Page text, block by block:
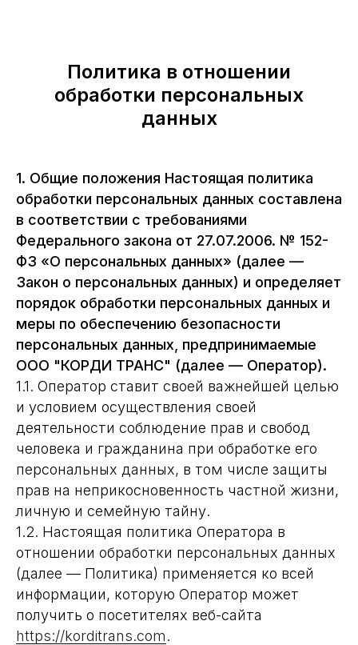
Политика в отношении
обработки персональных
данных
1. Общие положения Настоящая политика
обработки персональных данных составлена
в соответствии с требованиями
Федерального закона от 27.07.2006. № 152-
ФЗ «О персональных данных» (далее —
Закон о персональных данных) и определяет
порядок обработки персональных данных и
меры по обеспечению безопасности
персональных данных, предпринимаемые
ООО "КОРДИ ТРАНС" (далее — Оператор).
1.1. Оператор ставит своей важнейшей целью
и условием осуществления своей
деятельности соблюдение прав и свобод
человека и гражданина при обработке его
персональных данных, в том числе защиты
прав на неприкосновенность частной жизни,
личную и семейную тайну.
1.2. Настоящая политика Оператора в
отношении обработки персональных данных
(далее — Политика) применяется ко всей
информации, которую Оператор может
получить о посетителях веб-сайта
https://korditrans.com.